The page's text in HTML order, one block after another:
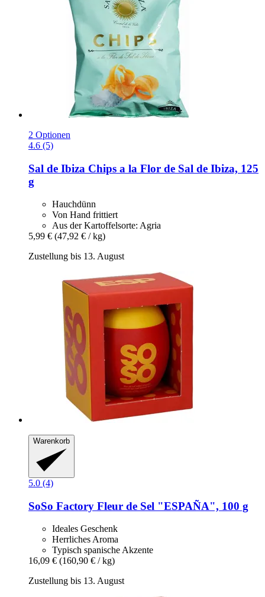
2 Optionen
4.6 (5)
Sal de Ibiza Chips a la Flor de Sal de Ibiza, 125
g
Hauchdünn
Von Hand frittiert
Aus der Kartoffelsorte: Agria
5,99 € (47,92 € / kg)
Zustellung bis 13. August
Warenkorb
5.0 (4)
SoSo Factory Fleur de Sel "ESPAÑA", 100 g
Ideales Geschenk
Herrliches Aroma
Typisch spanische Akzente
16,09 € (160,90 € / kg)
Zustellung bis 13. August